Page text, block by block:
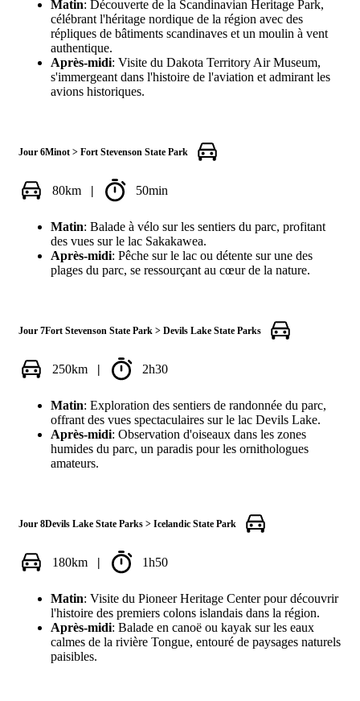
Matin: Découverte de la Scandinavian Heritage Park,
célébrant l'héritage nordique de la région avec des
répliques de bâtiments scandinaves et un moulin à vent
authentique.
Après-midi: Visite du Dakota Territory Air Museum,
s'immergeant dans l'histoire de l'aviation et admirant les
avions historiques.
Jour 6Minot > Fort Stevenson State Park
80km | 50min
Matin: Balade à vélo sur les sentiers du parc, profitant
des vues sur le lac Sakakawea.
Après-midi: Pêche sur le lac ou détente sur une des
plages du parc, se ressourçant au cœur de la nature.
Jour 7Fort Stevenson State Park > Devils Lake State Parks
250km | 2h30
Matin: Exploration des sentiers de randonnée du parc,
offrant des vues spectaculaires sur le lac Devils Lake.
Après-midi: Observation d'oiseaux dans les zones
humides du parc, un paradis pour les ornithologues
amateurs.
Jour 8Devils Lake State Parks > Icelandic State Park
180km | 1h50
Matin: Visite du Pioneer Heritage Center pour découvrir
l'histoire des premiers colons islandais dans la région.
Après-midi: Balade en canoë ou kayak sur les eaux
calmes de la rivière Tongue, entouré de paysages naturels
paisibles.